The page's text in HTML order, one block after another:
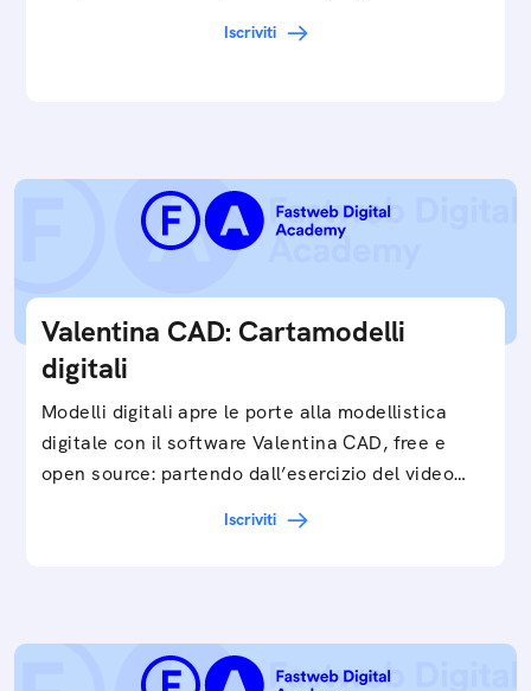
Iscriviti
Valentina CAD: Cartamodelli
digitali
Modelli digitali apre le porte alla modellistica
digitale con il software Valentina CAD, free e
open source: partendo dall’esercizio del video…
Iscriviti